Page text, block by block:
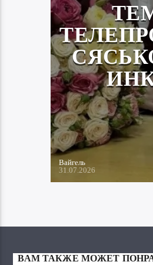
Вайгель
31.07.2026
ВАМ ТАКЖЕ МОЖЕТ